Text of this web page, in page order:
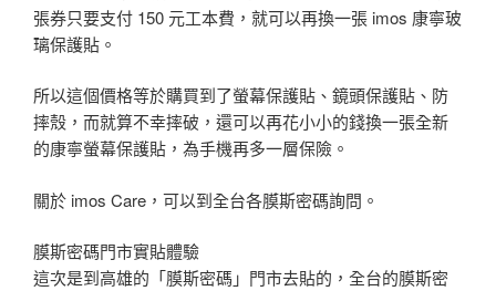
張券只要支付 150 元工本費，就可以再換一張 imos 康寧玻
璃保護貼。
所以這個價格等於購買到了螢幕保護貼、鏡頭保護貼、防
摔殼，而就算不幸摔破，還可以再花小小的錢換一張全新
的康寧螢幕保護貼，為手機再多一層保險。
關於 imos Care，可以到全台各膜斯密碼詢問。
膜斯密碼門市實貼體驗
這次是到高雄的「膜斯密碼」門市去貼的，全台的膜斯密